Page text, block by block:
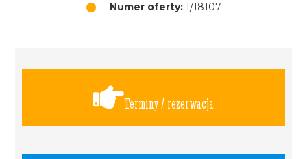
Numer oferty:1/18107
Terminy / rezerwacja